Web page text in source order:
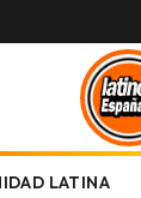
LATINA